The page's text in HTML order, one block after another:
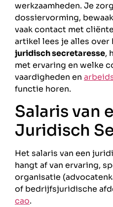
werkzaamheden. Je
dossiervorming,
vaak contact met
artikel lees je alles over
juridisch secretaresse,
met ervaring en welke
vaardigheden en
functie horen.
Salaris van
Juridisch
Het salaris van een
hangt af van ervaring,
organisatie
of bedrijfsjuridische
cao.